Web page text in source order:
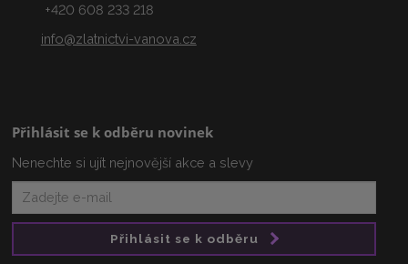
+420 608 233 218
info@zlatnictvi-vanova.cz
Přihlásit se k odběru novinek
Nenechte si ujít nejnovější akce a slevy
Přihlásit se k odběru